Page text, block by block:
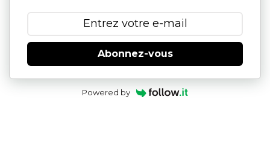
Abonnez-vous
Powered by